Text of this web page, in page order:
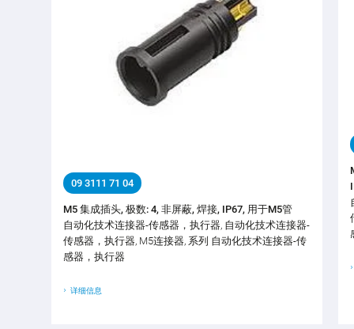
09 3111 71 04
M5 集成插头, 极数: 4, 非屏蔽, 焊接, IP67, 用于M5管
自动化技术连接器-传感器，执行器, 自动化技术连接器-
传感器，执行器, M5连接器, 系列 自动化技术连接器-传
感器，执行器
详细信息